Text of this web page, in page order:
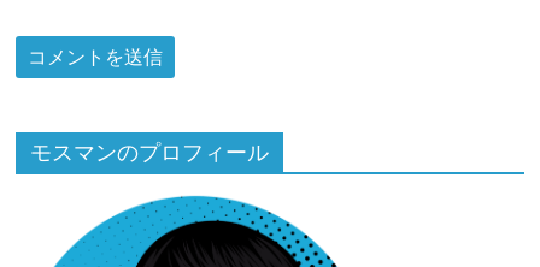
モスマンのプロフィール